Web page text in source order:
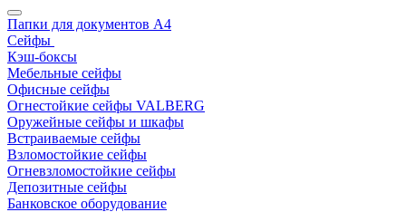
Папки для документов A4
Сейфы
Кэш-боксы
Мебельные сейфы
Офисные сейфы
Огнестойкие сейфы VALBERG
Оружейные сейфы и шкафы
Встраиваемые сейфы
Взломостойкие сейфы
Огневзломостойкие сейфы
Депозитные сейфы
Банковское оборудование